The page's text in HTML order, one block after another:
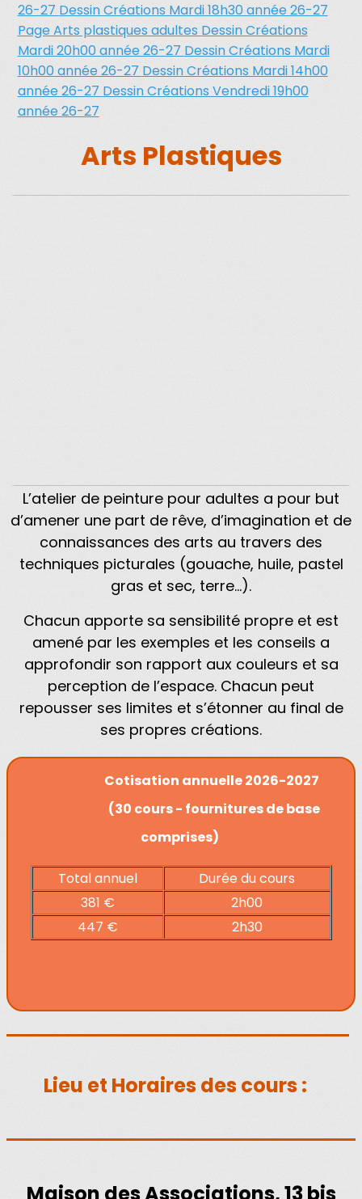
26-27 Dessin Créations Mardi 18h30 année 26-27
Page Arts plastiques adultes Dessin Créations
Mardi 20h00 année 26-27 Dessin Créations Mardi
10h00 année 26-27 Dessin Créations Mardi 14h00
année 26-27 Dessin Créations Vendredi 19h00
année 26-27
Arts Plastiques
L’atelier de peinture pour adultes a pour but
d’amener une part de rêve, d’imagination et de
connaissances des arts au travers des
techniques picturales (gouache, huile, pastel
gras et sec, terre...).
Chacun apporte sa sensibilité propre et est
amené par les exemples et les conseils a
approfondir son rapport aux couleurs et sa
perception de l’espace. Chacun peut
repousser ses limites et s’étonner au final de
ses propres créations.
Cotisation annuelle 2026-2027
(30 cours - fournitures de base
comprises)
Total annuel
Durée du cours
381 €
2h00
447 €
2h30
Lieu et Horaires des cours :
Maison des Associations, 13 bis